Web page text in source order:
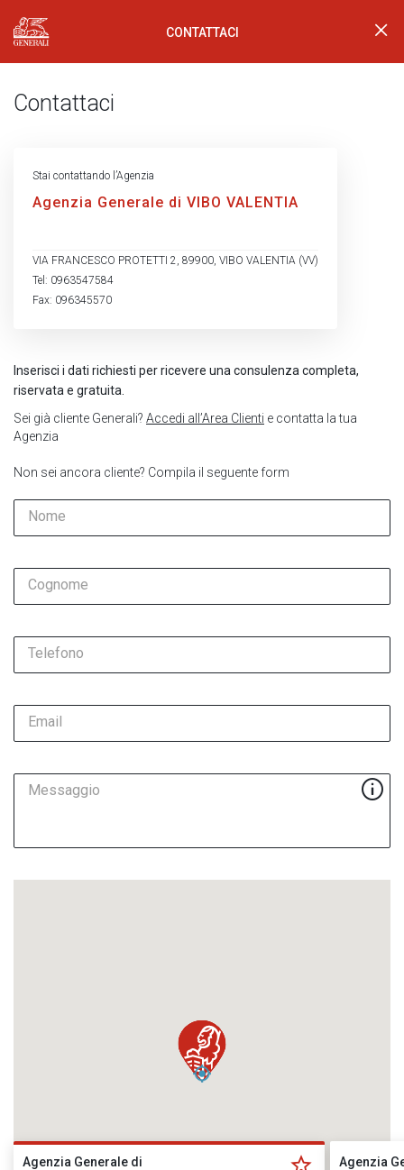
Generali Logo CONTATTACI
Contattaci
Inserisci i dati richiesti per ricevere una consulenza completa,
riservata e gratuita.
Sei già cliente Generali? Accedi all’Area Clienti e contatta la tua
Agenzia
Non sei ancora cliente? Compila il seguente form
Nome
Cognome
Telefono
Email
Messaggio
Stai contattando l’Agenzia
Agenzia Generale di VIBO VALENTIA
VIA FRANCESCO PROTETTI 2, 89900, VIBO VALENTIA (VV)
Tel: 0963547584
Fax: 096345570
Agenzia Generale di Agenzia